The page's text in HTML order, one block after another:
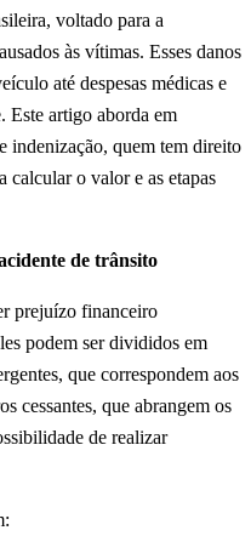
voltado para a
às vítimas. Esses danos
até despesas médicas e
Este artigo aborda em
indenização, quem tem direito
calcular o valor e as etapas
de trânsito
prejuízo financeiro
podem ser divididos em
que correspondem aos
cessantes, que abrangem os
de realizar